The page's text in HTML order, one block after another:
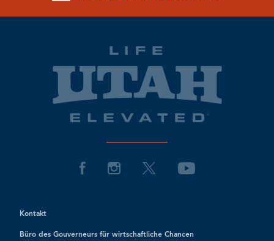
Kontakt
Büro des Gouverneurs für wirtschaftliche Chancen